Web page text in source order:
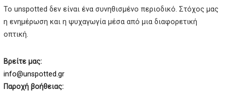
Το unspotted δεν είναι ένα συνηθισμένο περιοδικό. Στόχος μας
η ενημέρωση και η ψυχαγωγία μέσα από μια διαφορετική
οπτική.
Βρείτε μας:
info@unspotted.gr
Παροχή βοήθειας: